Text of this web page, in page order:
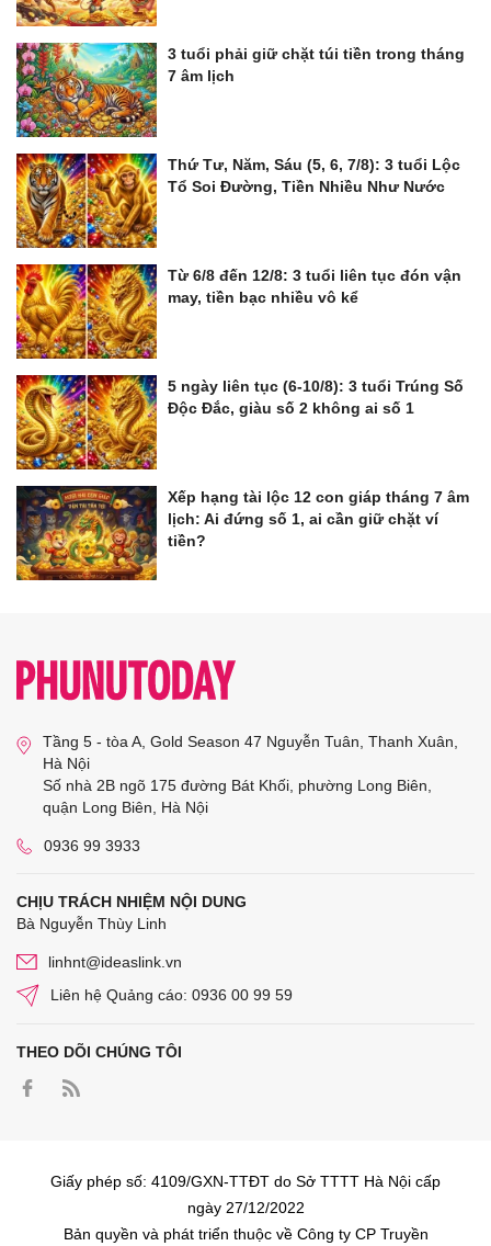
3 tuổi phải giữ chặt túi tiền trong tháng
7 âm lịch
Thứ Tư, Năm, Sáu (5, 6, 7/8): 3 tuổi Lộc
Tổ Soi Đường, Tiền Nhiều Như Nước
Từ 6/8 đến 12/8: 3 tuổi liên tục đón vận
may, tiền bạc nhiều vô kể
5 ngày liên tục (6-10/8): 3 tuổi Trúng Số
Độc Đắc, giàu số 2 không ai số 1
Xếp hạng tài lộc 12 con giáp tháng 7 âm
lịch: Ai đứng số 1, ai cần giữ chặt ví
tiền?
Tầng 5 - tòa A, Gold Season 47 Nguyễn Tuân, Thanh Xuân,
Hà Nội
Số nhà 2B ngõ 175 đường Bát Khối, phường Long Biên,
quận Long Biên, Hà Nội
0936 99 3933
CHỊU TRÁCH NHIỆM NỘI DUNG
Bà Nguyễn Thùy Linh
linhnt@ideaslink.vn
Liên hệ Quảng cáo: 0936 00 99 59
THEO DÕI CHÚNG TÔI
Giấy phép số: 4109/GXN-TTĐT do Sở TTTT Hà Nội cấp
ngày 27/12/2022
Bản quyền và phát triển thuộc về Công ty CP Truyền